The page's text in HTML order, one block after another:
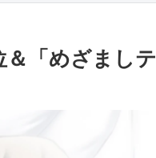
＆「めざましテ